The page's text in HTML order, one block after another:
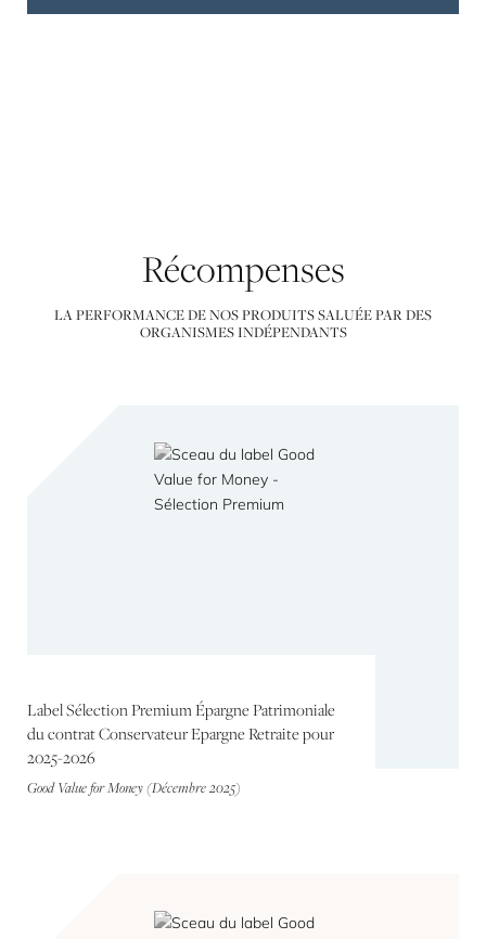
Récompenses
LA PERFORMANCE DE NOS PRODUITS SALUÉE PAR DES
ORGANISMES INDÉPENDANTS
Label Sélection Premium Épargne Patrimoniale
du contrat Conservateur Epargne Retraite pour
2025-2026
Good Value for Money (Décembre 2025)